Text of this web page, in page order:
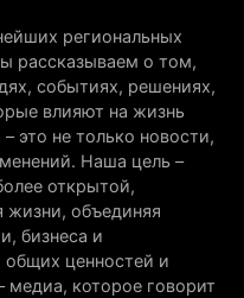
при котором не
165
под Алматы
три дня
240
региональных
рассказываем о том,
событиях, решениях,
влияют на жизнь
это не только новости,
Наша цель –
открытой,
жизни, объединяя
бизнеса и
общих ценностей и
медиа, которое говорит